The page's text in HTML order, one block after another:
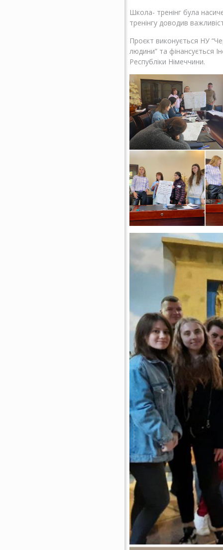
Школа- тренінг була
тренінгу доводив
Проєкт виконується НУ
людини” та фінансується
Республіки Німеччини.